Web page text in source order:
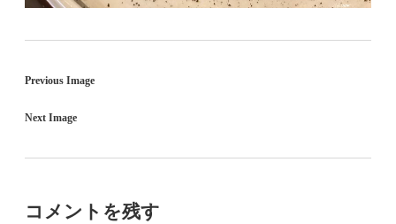
Previous Image
Next Image
コメントを残す